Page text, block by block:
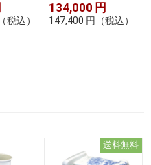
（税込）
134,000 円
147,400 円 （税込）
送料無料